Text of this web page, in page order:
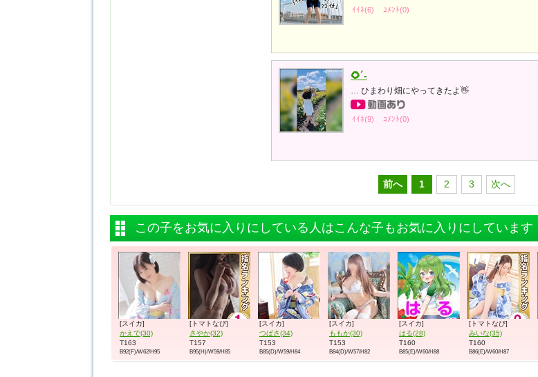
ｲｲﾈ(6) ｺﾒﾝﾄ(0)
🌻´-
… ひまわり畑にやってきたよ👋
ｲｲﾈ(9) ｺﾒﾝﾄ(0)
前へ 1 2 3 次へ
この子をお気に入りにしている人はこんな子もお気に入りにしています
[スイカ]
かえで(30)
T163
B92(F)/W62/H95
[トマトなび]
さやか(32)
T157
B95(H)/W59/H85
[スイカ]
つばさ(34)
T153
B85(D)/W59/H84
[スイカ]
ももか(30)
T153
B84(D)/W57/H82
[スイカ]
はる(28)
T160
B85(E)/W60/H88
[トマトなび]
みいな(35)
T160
B86(E)/W60/H87